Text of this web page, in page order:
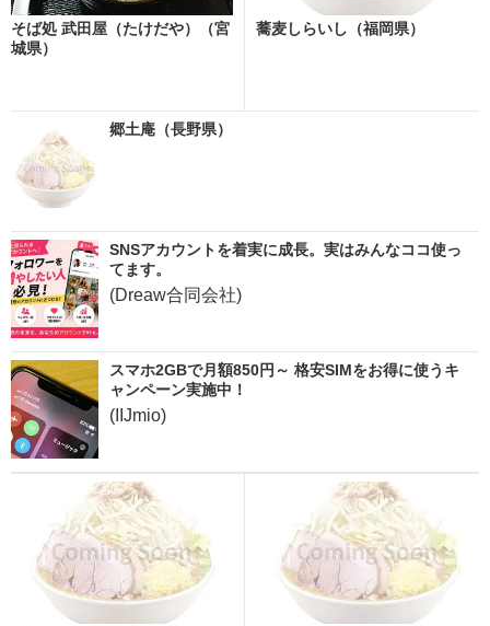
そば処 武田屋（たけだや）（宮
城県）
蕎麦しらいし（福岡県）
郷土庵（長野県）
SNSアカウントを着実に成長。実はみんなココ使っ
てます。
(Dreaw合同会社)
スマホ2GBで月額850円～ 格安SIMをお得に使うキ
ャンペーン実施中！
(IIJmio)